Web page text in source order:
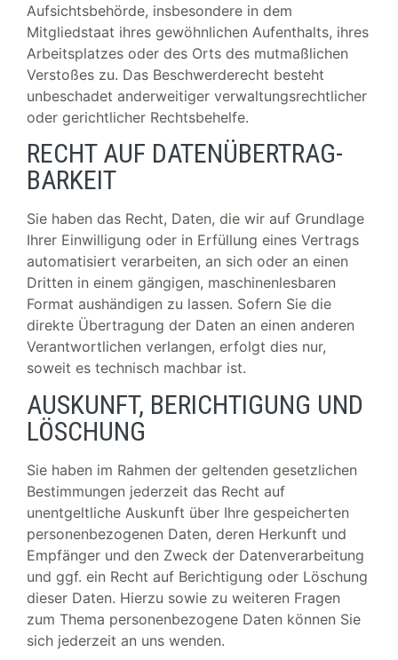
Aufsichtsbehörde, insbesondere in dem
Mitgliedstaat ihres gewöhnlichen Aufenthalts, ihres
Arbeitsplatzes oder des Orts des mutmaßlichen
Verstoßes zu. Das Beschwerderecht besteht
unbeschadet anderweitiger verwaltungsrechtlicher
oder gerichtlicher Rechtsbehelfe.
RECHT AUF DATEN­ÜBERTRAG­
BARKEIT
Sie haben das Recht, Daten, die wir auf Grundlage
Ihrer Einwilligung oder in Erfüllung eines Vertrags
automatisiert verarbeiten, an sich oder an einen
Dritten in einem gängigen, maschinenlesbaren
Format aushändigen zu lassen. Sofern Sie die
direkte Übertragung der Daten an einen anderen
Verantwortlichen verlangen, erfolgt dies nur,
soweit es technisch machbar ist.
AUSKUNFT, BERICHTIGUNG UND
LÖSCHUNG
Sie haben im Rahmen der geltenden gesetzlichen
Bestimmungen jederzeit das Recht auf
unentgeltliche Auskunft über Ihre gespeicherten
personenbezogenen Daten, deren Herkunft und
Empfänger und den Zweck der Datenverarbeitung
und ggf. ein Recht auf Berichtigung oder Löschung
dieser Daten. Hierzu sowie zu weiteren Fragen
zum Thema personenbezogene Daten können Sie
sich jederzeit an uns wenden.